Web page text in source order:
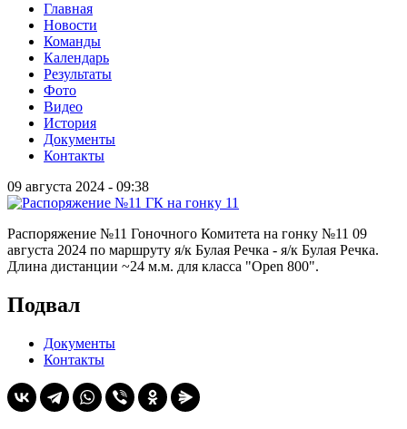
Главная
Новости
Команды
Календарь
Результаты
Фото
Видео
История
Документы
Контакты
09 августа 2024 - 09:38
Распоряжение №11 Гоночного Комитета на гонку №11 09
августа 2024 по маршруту я/к Булая Речка - я/к Булая Речка.
Длина дистанции ~24 м.м. для класса "Open 800".
Подвал
Документы
Контакты